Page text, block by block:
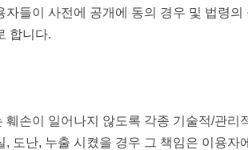
들이 사전에 공개에 동의 경우 및 법령
합니다.
손이 일어나지 않도록 각종 기술적/관리
도난, 누출 시켰을 경우 그 책임은 이용